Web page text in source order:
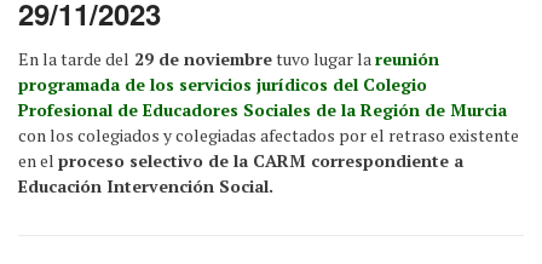
29/11/2023
En la tarde del 29 de noviembretuvo lugar lareunión
programada de los servicios jurídicos del Colegio
Profesional de Educadores Sociales de la Región de Murcia
con los colegiados y colegiadas afectados por el retraso existente
en el proceso selectivo de la CARM correspondiente a
Educación Intervención Social.